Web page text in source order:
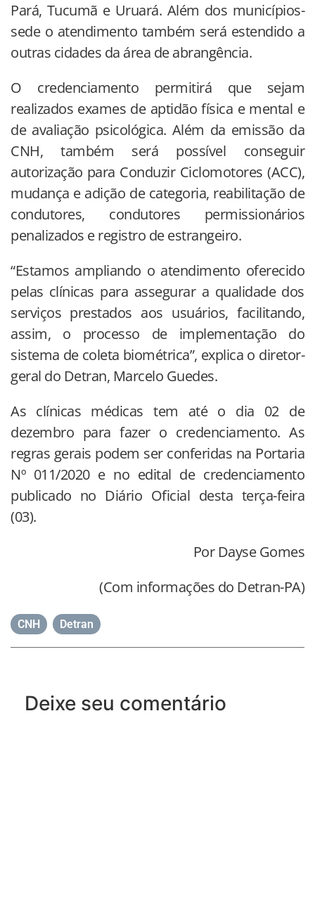
Pará, Tucumã e Uruará. Além dos municípios-
sede o atendimento também será estendido a
outras cidades da área de abrangência.
O credenciamento permitirá que sejam
realizados exames de aptidão física e mental e
de avaliação psicológica. Além da emissão da
CNH, também será possível conseguir
autorização para Conduzir Ciclomotores (ACC),
mudança e adição de categoria, reabilitação de
condutores, condutores permissionários
penalizados e registro de estrangeiro.
“Estamos ampliando o atendimento oferecido
pelas clínicas para assegurar a qualidade dos
serviços prestados aos usuários, facilitando,
assim, o processo de implementação do
sistema de coleta biométrica”, explica o diretor-
geral do Detran, Marcelo Guedes.
As clínicas médicas tem até o dia 02 de
dezembro para fazer o credenciamento. As
regras gerais podem ser conferidas na Portaria
Nº 011/2020 e no edital de credenciamento
publicado no Diário Oficial desta terça-feira
(03).
Por Dayse Gomes
(Com informações do Detran-PA)
CNH Detran
Deixe seu comentário